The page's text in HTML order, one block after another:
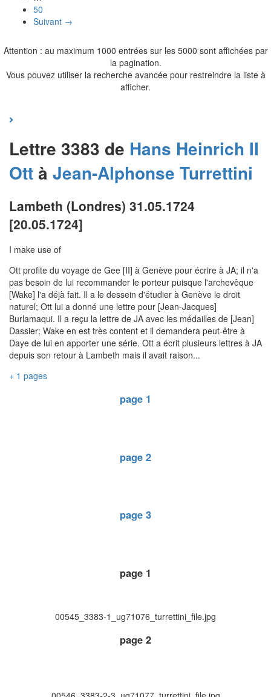
50
Suivant →
Attention : au maximum 1000 entrées sur les 5000 sont affichées par
la pagination.
Vous pouvez utiliser la recherche avancée pour restreindre la liste à
afficher.
Lettre 3383 de Hans Heinrich II
Ottà Jean-Alphonse Turrettini
Lambeth (Londres) 31.05.1724
[20.05.1724]
I make use of
Ott profite du voyage de Gee [II] à Genève pour écrire à JA; il n'a
pas besoin de lui recommander le porteur puisque l'archevêque
[Wake] l'a déjà fait. Il a le dessein d'étudier à Genève le droit
naturel; Ott lui a donné une lettre pour [Jean-Jacques]
Burlamaqui. Il a reçu la lettre de JA avec les médailles de [Jean]
Dassier; Wake en est très content et il demandera peut-être à
Daye de lui en apporter une série. Ott a écrit plusieurs lettres à JA
depuis son retour à Lambeth mais il avait raison...
+ 1 pages
page 1
page 2
page 3
page 1
00545_3383-1_ug71076_turrettini_file.jpg
page 2